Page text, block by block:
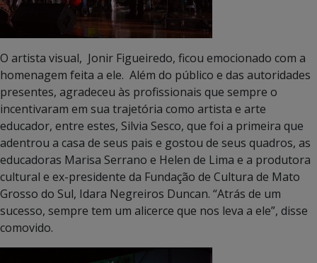
O artista visual, Jonir Figueiredo, ficou emocionado com a
homenagem feita a ele. Além do público e das autoridades
presentes, agradeceu às profissionais que sempre o
incentivaram em sua trajetória como artista e arte
educador, entre estes, Silvia Sesco, que foi a primeira que
adentrou a casa de seus pais e gostou de seus quadros, as
educadoras Marisa Serrano e Helen de Lima e a produtora
cultural e ex-presidente da Fundação de Cultura de Mato
Grosso do Sul, Idara Negreiros Duncan. “Atrás de um
sucesso, sempre tem um alicerce que nos leva a ele”, disse
comovido.